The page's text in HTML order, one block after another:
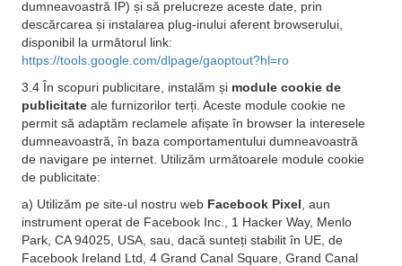
dumneavoastră IP) și să prelucreze aceste date, prin
descărcarea și instalarea plug-inului aferent browserului,
disponibil la următorul link:
https://tools.google.com/dlpage/gaoptout?hl=ro
3.4 În scopuri publicitare, instalăm și module cookie de
publicitate ale furnizorilor terți. Aceste module cookie ne
permit să adaptăm reclamele afișate în browser la interesele
dumneavoastră, în baza comportamentului dumneavoastră
de navigare pe internet. Utilizăm următoarele module cookie
de publicitate:
a) Utilizăm pe site-ul nostru web Facebook Pixel , aun
instrument operat de Facebook Inc., 1 Hacker Way, Menlo
Park, CA 94025, USA, sau, dacă sunteți stabilit în UE, de
Facebook Ireland Ltd, 4 Grand Canal Square, Grand Canal